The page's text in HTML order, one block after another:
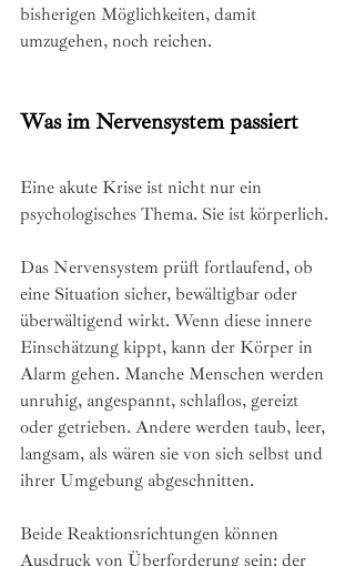
bisherigen Möglichkeiten, damit
umzugehen, noch reichen.
Was im Nervensystem passiert
Eine akute Krise ist nicht nur ein
psychologisches Thema. Sie ist körperlich.
Das Nervensystem prüft fortlaufend, ob
eine Situation sicher, bewältigbar oder
überwältigend wirkt. Wenn diese innere
Einschätzung kippt, kann der Körper in
Alarm gehen. Manche Menschen werden
unruhig, angespannt, schlaflos, gereizt
oder getrieben. Andere werden taub, leer,
langsam, als wären sie von sich selbst und
ihrer Umgebung abgeschnitten.
Beide Reaktionsrichtungen können
Ausdruck von Überforderung sein: der